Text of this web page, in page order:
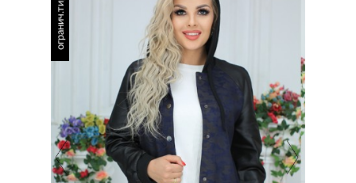
огранич.тираж